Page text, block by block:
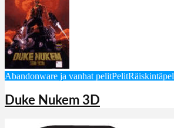
Abandonware ja vanhat pelitPelit
Duke Nukem 3D